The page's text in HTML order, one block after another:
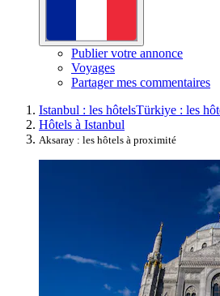
Publier votre annonce
Voyages
Partager mes commentaires
Istanbul : les hôtelsTürkiye : les
Hôtels à Istanbul
Aksaray : les hôtels à proximité